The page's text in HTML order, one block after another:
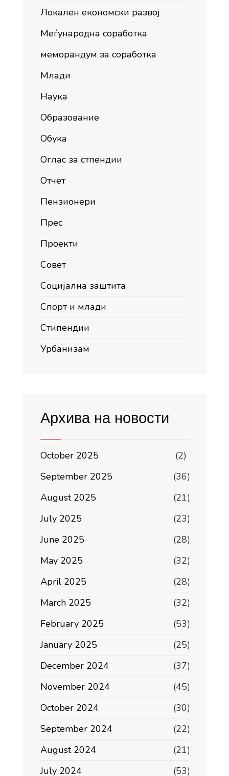
Локален економски развој
Меѓународна соработка
меморандум за соработка
Млади
Наука
Образование
Обука
Оглас за стпендии
Отчет
Пензионери
Прес
Проекти
Совет
Социјална заштита
Спорт и млади
Стипендии
Урбанизам
Архива на новости
October 2025
(2)
September 2025
(36)
August 2025
(21)
July 2025
(23)
June 2025
(28)
May 2025
(32)
April 2025
(28)
March 2025
(32)
February 2025
(53)
January 2025
(25)
December 2024
(37)
November 2024
(45)
October 2024
(30)
September 2024
(22)
August 2024
(21)
July 2024
(53)